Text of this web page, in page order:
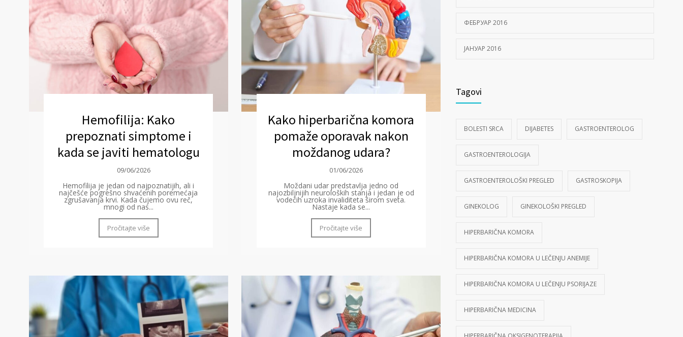
Hemofilija: Kako
prepoznati simptome i
kada se javiti hematologu
09/06/2026
Hemofilija je jedan od najpoznatijih, ali i
najčešće pogrešno shvaćenih poremećaja
zgrušavanja krvi. Kada čujemo ovu reč,
mnogi od nas...
Pročitajte više
Kako hiperbarična komora
pomaže oporavak nakon
moždanog udara?
01/06/2026
Moždani udar predstavlja jedno od
najozbiljnijih neuroloških stanja i jedan je od
vodećih uzroka invaliditeta širom sveta.
Nastaje kada se...
Pročitajte više
ФЕБРУАР 2016
ЈАНУАР 2016
Tagovi
BOLESTI SRCA DIJABETES GASTROENTEROLOG
GASTROENTEROLOGIJA
GASTROENTEROLOŠKI PREGLED GASTROSKOPIJA
GINEKOLOG GINEKOLOŠKI PREGLED
HIPERBARIČNA KOMORA
HIPERBARIČNA KOMORA U LEČENJU ANEMIJE
HIPERBARIČNA KOMORA U LEČENJU PSORIJAZE
HIPERBARIČNA MEDICINA